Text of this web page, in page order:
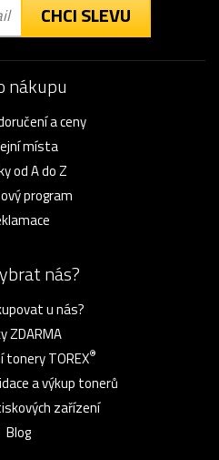
CHCI SLEVU
nákupu
a ceny
místa
od A do Z
program
nás?
u nás?
ZDARMA
TOREX®
a výkup tonerů
zařízení
Blog